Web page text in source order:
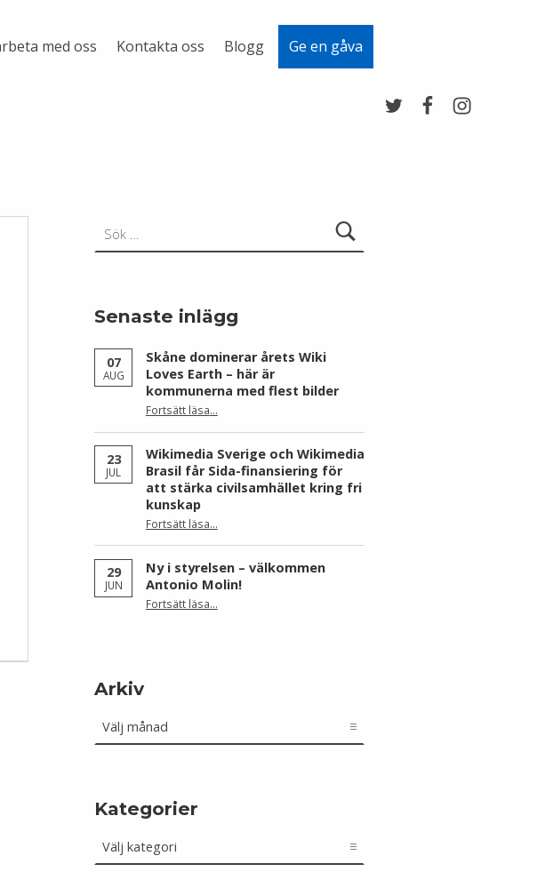
med oss Kontakta oss Blogg Ge en gåva
Senaste inlägg
07
AUG
Skåne dominerar årets Wiki
Loves Earth – här är
kommunerna med flest bilder
Fortsätt läsa“Skåne dominerar årets Wiki Loves Earth – här är kommunerna med flest bilder”
…
23
JUL
Wikimedia Sverige och Wikimedia
Brasil får Sida-finansiering för
att stärka civilsamhället kring fri
kunskap
Fortsätt läsa“Wikimedia Sverige och Wikimedia Brasil får Sida-finansiering för att stärka civilsamhället kring fri kunskap”
…
29
JUN
Ny i styrelsen – välkommen
Antonio Molin!
Fortsätt läsa“Ny i styrelsen – välkommen Antonio Molin!”
…
Arkiv
Kategorier